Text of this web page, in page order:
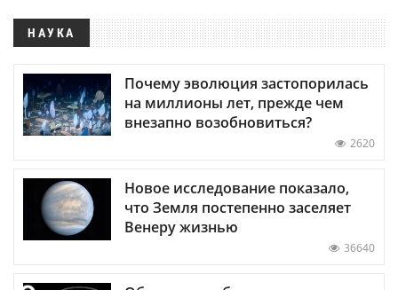
НАУКА
Почему эволюция застопорилась
на миллионы лет, прежде чем
внезапно возобновиться?
2620
Новое исследование показало,
что Земля постепенно заселяет
Венеру жизнью
36640